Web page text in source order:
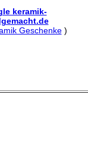
keramik-
Geschenke)